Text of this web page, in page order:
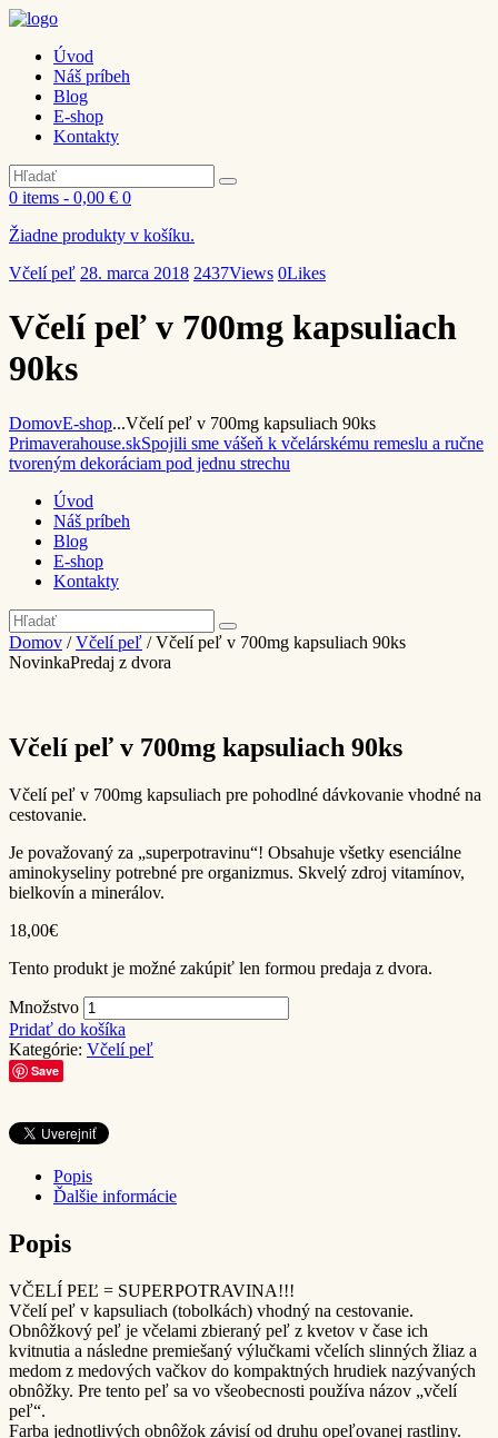
Úvod
Náš príbeh
Blog
E-shop
Kontakty
0 items - 0,00 € 0
Žiadne produkty v košíku.
Včelí peľ 28. marca 2018 2437Views 0Likes
Včelí peľ v 700mg kapsuliach
90ks
DomovE-shop...Včelí peľ v 700mg kapsuliach 90ks
Primaverahouse.skSpojili sme vášeň k včelárskému remeslu a ručne
tvoreným dekoráciam pod jednu strechu
Úvod
Náš príbeh
Blog
E-shop
Kontakty
Domov /Včelí peľ / Včelí peľ v 700mg kapsuliach 90ks
NovinkaPredaj z dvora
Včelí peľ v 700mg kapsuliach 90ks
Včelí peľ v 700mg kapsuliach pre pohodlné dávkovanie vhodné na
cestovanie.
Je považovaný za „superpotravinu“! Obsahuje všetky esenciálne
aminokyseliny potrebné pre organizmus. Skvelý zdroj vitamínov,
bielkovín a minerálov.
18,00€
Tento produkt je možné zakúpiť len formou predaja z dvora.
Množstvo
Pridať do košíka
Kategórie: Včelí peľ
Save
Popis
Ďalšie informácie
Popis
VČELÍ PEĽ = SUPERPOTRAVINA!!!
Včelí peľ v kapsuliach (tobolkách) vhodný na cestovanie.
Obnôžkový peľ je včelami zbieraný peľ z kvetov v čase ich
kvitnutia a následne premiešaný výlučkami včelích slinných žliaz a
medom z medových vačkov do kompaktných hrudiek nazývaných
obnôžky. Pre tento peľ sa vo všeobecnosti používa názov „včelí
peľ“.
Farba jednotlivých obnôžok závisí od druhu opeľovanej rastliny.